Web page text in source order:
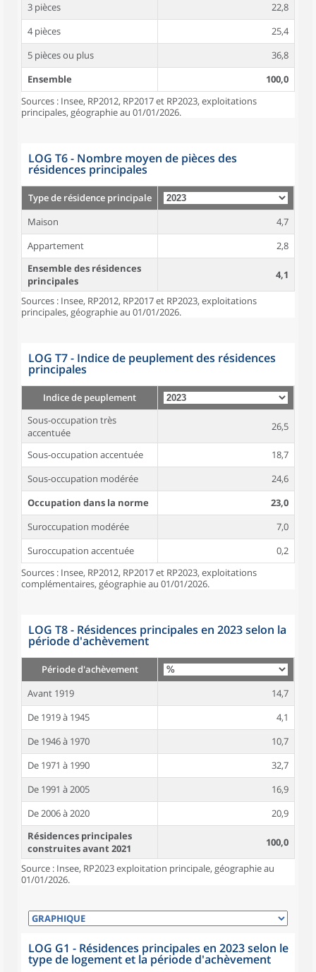
3 pièces
22,8
4 pièces
25,4
5 pièces ou plus
36,8
Ensemble
100,0
Sources : Insee, RP2012, RP2017 et RP2023, exploitations
principales, géographie au 01/01/2026.
LOG T6 - Nombre moyen de pièces des
résidences principales
Type de résidence principale
Maison
4,7
Appartement
2,8
Ensemble des résidences
principales
4,1
Sources : Insee, RP2012, RP2017 et RP2023, exploitations
principales, géographie au 01/01/2026.
LOG T7 - Indice de peuplement des résidences
principales
Indice de peuplement
Sous-occupation très
accentuée
26,5
Sous-occupation accentuée
18,7
Sous-occupation modérée
24,6
Occupation dans la norme
23,0
Suroccupation modérée
7,0
Suroccupation accentuée
0,2
Sources : Insee, RP2012, RP2017 et RP2023, exploitations
complémentaires, géographie au 01/01/2026.
LOG T8 - Résidences principales en 2023 selon la
période d'achèvement
Période d'achèvement
Avant 1919
14,7
De 1919 à 1945
4,1
De 1946 à 1970
10,7
De 1971 à 1990
32,7
De 1991 à 2005
16,9
De 2006 à 2020
20,9
Résidences principales
construites avant 2021
100,0
Source : Insee, RP2023 exploitation principale, géographie au
01/01/2026.
LOG G1 - Résidences principales en 2023 selon le
type de logement et la période d'achèvement